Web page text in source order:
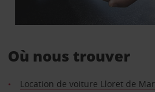
Où nous trouver
Location de voiture Lloret de Mar